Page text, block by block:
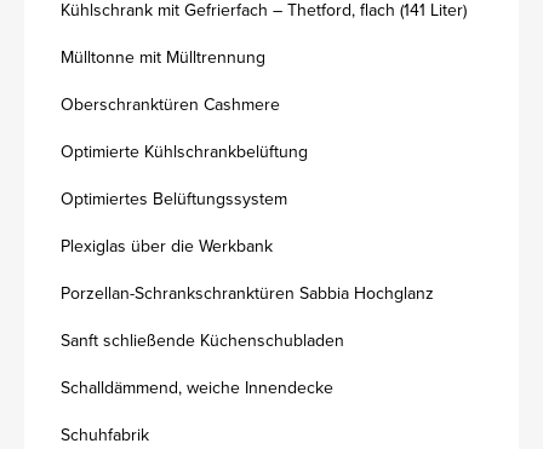
Kühlschrank mit Gefrierfach – Thetford, flach (141 Liter)
Mülltonne mit Mülltrennung
Oberschranktüren Cashmere
Optimierte Kühlschrankbelüftung
Optimiertes Belüftungssystem
Plexiglas über die Werkbank
Porzellan-Schrankschranktüren Sabbia Hochglanz
Sanft schließende Küchenschubladen
Schalldämmend, weiche Innendecke
Schuhfabrik